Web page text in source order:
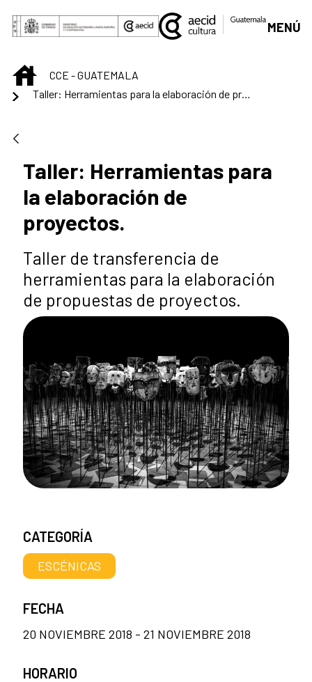
Saltar al contenido principal
MENÚ
INICIOCCE - GUATEMALA
Taller: Herramientas para la elaboración de proyectos.
Taller: Herramientas para
la elaboración de
proyectos.
Taller de transferencia de
herramientas para la elaboración
de propuestas de proyectos.
CATEGORÍA
ESCÉNICAS
FECHA
20 NOVIEMBRE 2018 - 21 NOVIEMBRE 2018
HORARIO